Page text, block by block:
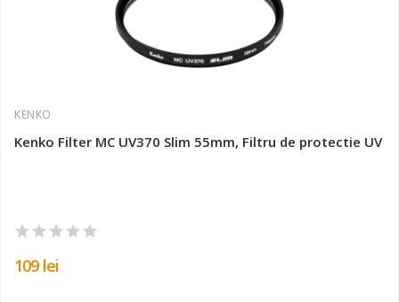
KENKO
Kenko Filter MC UV370 Slim 55mm, Filtru de protectie UV
109 lei